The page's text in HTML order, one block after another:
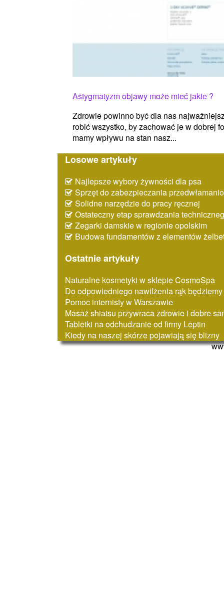
Astygmatyzm objawy może mieć jakie ?
Zdrowie powinno być dla nas
robić wszystko, by zachować je w dobrej
mamy wpływu na stan nasz...
Losowe artykuły
Najlepsze wybory żywności dla psa
Sprzęt do zabezpieczania
Solidne narzędzie do pracy ręcznej
Ostateczny etap sprawdzania
Zegarki damskie w regionie opolskim
Budowa fundamentów z elementów
Ostatnie artykuły
Naturalne kosmetyki w sklepie CosmoSpa
Do odpowiedniego nawilżenia rąk
Pomoc internisty w Warszawie
Masaż shiatsu przywraca zdrowie i dobre
Tabletki na odchudzanie od firmy Leptin
Kiedy na naszej skórze pojawiają się blizny